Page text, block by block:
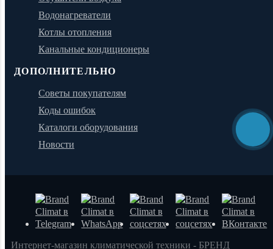
Водонагреватели
Котлы отопления
Канальные кондиционеры
ДОПОЛНИТЕЛЬНО
Советы покупателям
Коды ошибок
Каталоги оборудования
Новости
Интернет-магазин климатической техники - БРЕНД